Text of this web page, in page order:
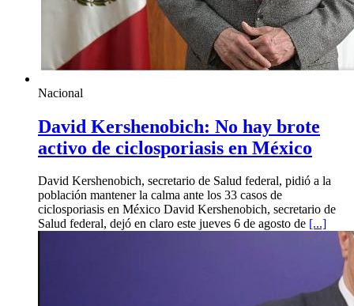
Nacional
David Kershenobich: No hay brote
activo de ciclosporiasis en México
David Kershenobich, secretario de Salud federal, pidió a la
población mantener la calma ante los 33 casos de
ciclosporiasis en México David Kershenobich, secretario de
Salud federal, dejó en claro este jueves 6 de agosto de [...]